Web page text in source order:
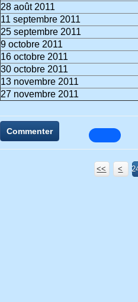
28 août 2011
11 septembre 2011
25 septembre 2011
9 octobre 2011
16 octobre 2011
30 octobre 2011
13 novembre 2011
27 novembre 2011
Commenter
<< <